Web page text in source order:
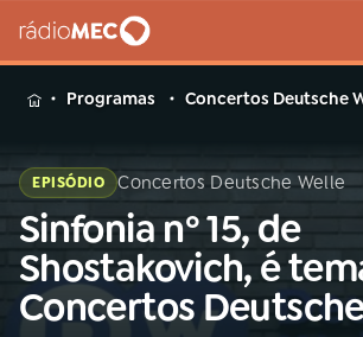
MENU
Buscar
na
Rádio
MEC
Buscar
Programas Concertos Deutsche
EPISÓDIO Concertos Deutsche Welle
Sinfonia nº 15, de
Shostakovich, é
Concertos